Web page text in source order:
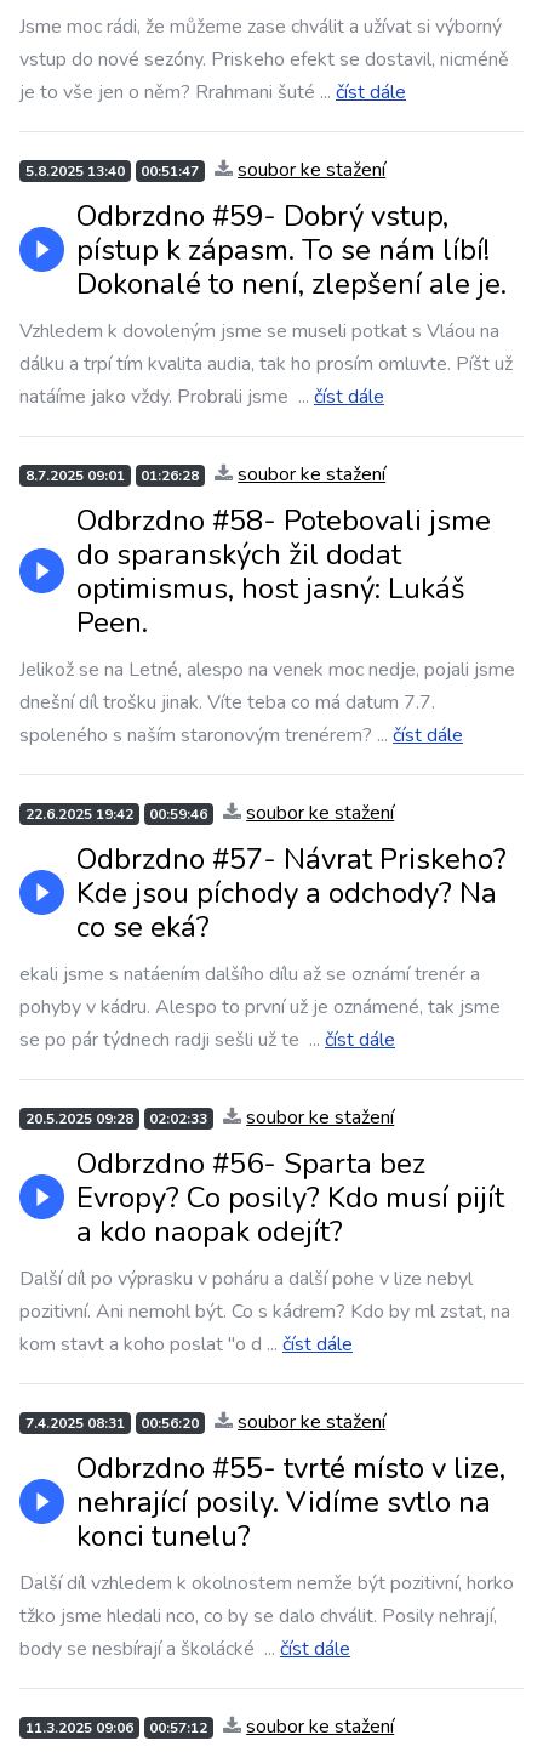
Jsme moc rádi, že můžeme zase chválit a užívat si výborný
vstup do nové sezóny. Priskeho efekt se dostavil, nicméně
je to vše jen o něm? Rrahmani šuté ... číst dále
5.8.2025 13:40 00:51:47 soubor ke stažení
Odbrzdno #59- Dobrý vstup,
pístup k zápasm. To se nám líbí!
Dokonalé to není, zlepšení ale je.
Vzhledem k dovoleným jsme se museli potkat s Vláou na
dálku a trpí tím kvalita audia, tak ho prosím omluvte. Píšt už
natáíme jako vždy. Probrali jsme ... číst dále
8.7.2025 09:01 01:26:28 soubor ke stažení
Odbrzdno #58- Potebovali jsme
do sparanských žil dodat
optimismus, host jasný: Lukáš
Peen.
Jelikož se na Letné, alespo na venek moc nedje, pojali jsme
dnešní díl trošku jinak. Víte teba co má datum 7.7.
spoleného s naším staronovým trenérem? ... číst dále
22.6.2025 19:42 00:59:46 soubor ke stažení
Odbrzdno #57- Návrat Priskeho?
Kde jsou píchody a odchody? Na
co se eká?
ekali jsme s natáením dalšího dílu až se oznámí trenér a
pohyby v kádru. Alespo to první už je oznámené, tak jsme
se po pár týdnech radji sešli už te ... číst dále
20.5.2025 09:28 02:02:33 soubor ke stažení
Odbrzdno #56- Sparta bez
Evropy? Co posily? Kdo musí pijít
a kdo naopak odejít?
Další díl po výprasku v poháru a další pohe v lize nebyl
pozitivní. Ani nemohl být. Co s kádrem? Kdo by ml zstat, na
kom stavt a koho poslat "o d ... číst dále
7.4.2025 08:31 00:56:20 soubor ke stažení
Odbrzdno #55- tvrté místo v lize,
nehrající posily. Vidíme svtlo na
konci tunelu?
Další díl vzhledem k okolnostem nemže být pozitivní, horko
tžko jsme hledali nco, co by se dalo chválit. Posily nehrají,
body se nesbírají a školácké ... číst dále
11.3.2025 09:06 00:57:12 soubor ke stažení